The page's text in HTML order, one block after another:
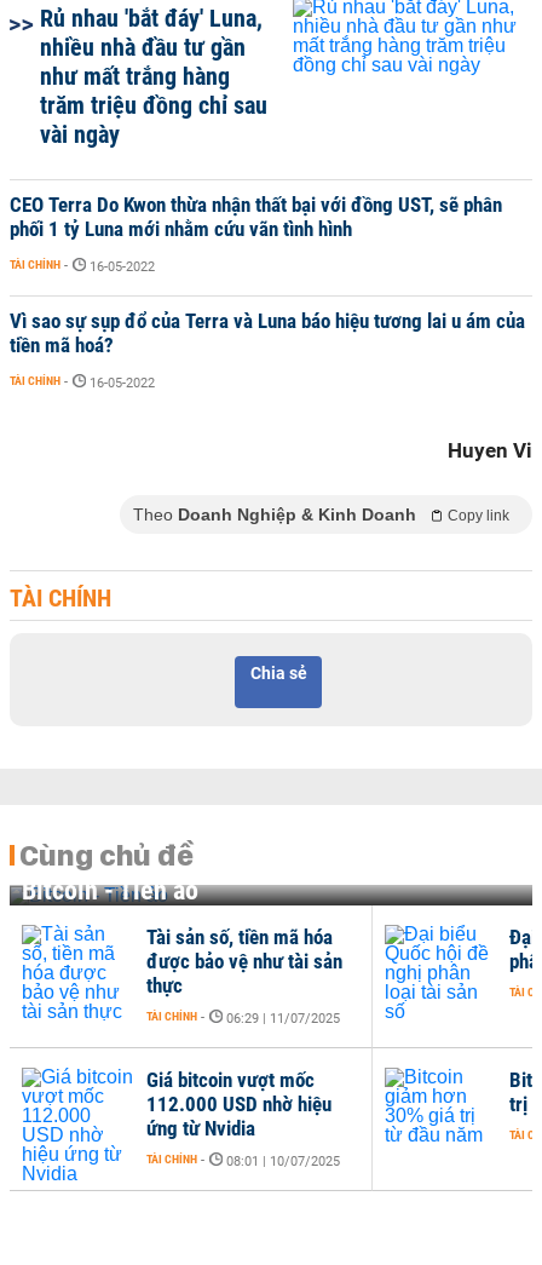
Rủ nhau 'bắt đáy' Luna,
nhiều nhà đầu tư gần
như mất trắng hàng
trăm triệu đồng chỉ sau
vài ngày
CEO Terra Do Kwon thừa nhận thất bại với đồng UST, sẽ phân
phối 1 tỷ Luna mới nhằm cứu vãn tình hình
TÀI CHÍNH - 16-05-2022
Vì sao sự sụp đổ của Terra và Luna báo hiệu tương lai u ám của
tiền mã hoá?
TÀI CHÍNH - 16-05-2022
Huyen Vi
Theo Doanh Nghiệp & Kinh Doanh Copy link
TÀI CHÍNH
Chia sẻ
Cùng chủ đề
Bitcoin - Tiền ảo
trị
TÀI
Tài sản số, tiền mã hóa
được bảo vệ như tài sản
thực
TÀI CHÍNH - 06:29 | 11/07/2025
Giá bitcoin vượt mốc
112.000 USD nhờ hiệu
ứng từ Nvidia
TÀI CHÍNH - 08:01 | 10/07/2025
Đại
TÀI